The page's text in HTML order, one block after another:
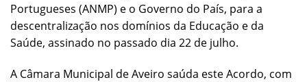
Portugueses (ANMP) e o Governo do País, para a
descentralização nos domínios da Educação e da
Saúde, assinado no passado dia 22 de julho.
A Câmara Municipal de Aveiro saúda este Acordo, com